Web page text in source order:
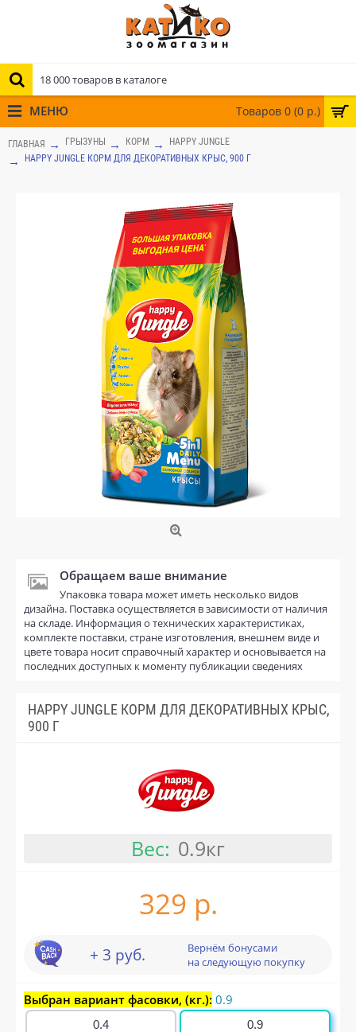
Товаров 0 (0 р.)
МЕНЮ
ГЛАВНАЯ ГРЫЗУНЫ КОРМ
HAPPY JUNGLE
HAPPY JUNGLE КОРМ ДЛЯ ДЕКОРАТИВНЫХ КРЫС, 900 Г
Обращаем ваше внимание
Упаковка товара может иметь несколько видов
дизайна. Поставка осуществляется в зависимости от наличия
на складе. Информация о технических характеристиках,
комплекте поставки, стране изготовления, внешнем виде и
цвете товара носит справочный характер и основывается на
последних доступных к моменту публикации сведениях
HAPPY JUNGLE КОРМ ДЛЯ ДЕКОРАТИВНЫХ КРЫС,
900 Г
Вес: 0.9кг
329 р.
+ 3 руб.
Вернём бонусами
на следующую покупку
Выбран вариант фасовки, (кг.): 0.9
0.4 0.9